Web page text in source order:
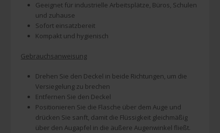
Geeignet für industrielle Arbeitsplätze, Büros, Schulen
und zuhause
Sofort einsatzbereit
Kompakt und hygienisch
Gebrauchsanweisung
Drehen Sie den Deckel in beide Richtungen, um die
Versiegelung zu brechen
Entfernen Sie den Deckel
Positionieren Sie die Flasche über dem Auge und
drücken Sie sanft, damit die Flüssigkeit gleichmäßig
über den Augapfel in die äußere Augenwinkel fließt.